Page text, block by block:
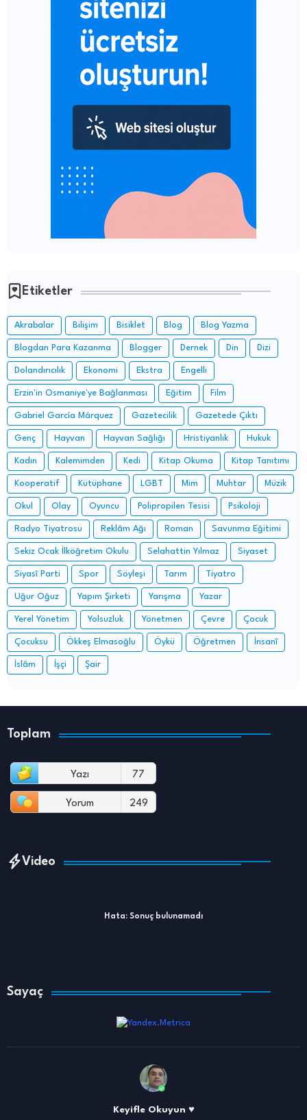
Etiketler
Akrabalar Bilişim Bisiklet Blog Blog Yazma
Blogdan Para Kazanma Blogger Dernek Din Dizi
Dolandırıcılık Ekonomi Ekstra Engelli
Erzin'in Osmaniye'ye Bağlanması Eğitim Film
Gabriel García Márquez Gazetecilik Gazetede Çıktı
Genç Hayvan Hayvan Sağlığı Hristiyanlık Hukuk
Kadın Kalemimden Kedi Kitap Okuma Kitap Tanıtımı
Kooperatif Kütüphane LGBT Mim Muhtar Müzik
Okul Olay Oyuncu Polipropilen Tesisi Psikoloji
Radyo Tiyatrosu Reklâm Ağı Roman Savunma Eğitimi
Sekiz Ocak İlköğretim Okulu Selahattin Yılmaz Siyaset
Siyasî Parti Spor Söyleşi Tarım Tiyatro
Uğur Oğuz Yapım Şirketi Yarışma Yazar
Yerel Yönetim Yolsuzluk Yönetmen Çevre Çocuk
Çocuksu Ökkeş Elmasoğlu Öykü Öğretmen İnsanî
İslâm İşçi Şair
Toplam
Yazı 77
Yorum 249
Video
Hata: Sonuç bulunamadı
Sayaç
Keyifle Okuyun ♥️